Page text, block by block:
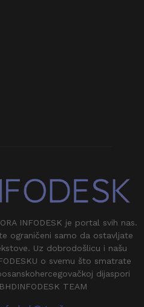
INFODESK je portal svih nas.
ograničeni samo da ostavljate
Uz dobrodošlicu i našu
o svemu što smatrate
dijaspori
TEAM